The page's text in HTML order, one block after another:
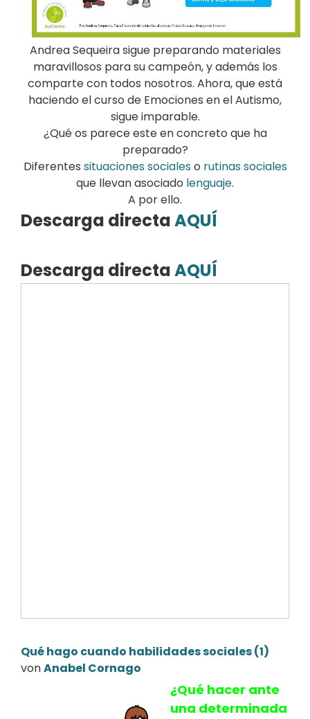
Andrea Sequeira sigue preparando materiales
maravillosos para su campeón, y además los
comparte con todos nosotros. Ahora, que está
haciendo el curso de Emociones en el Autismo,
sigue imparable.
¿Qué os parece este en concreto que ha
preparado?
Diferentes situaciones socialeso rutinas sociales
que llevan asociado lenguaje.
A por ello.
Descarga directaAQUÍ
Descarga directaAQUÍ
Qué hago cuando habilidades sociales (1)
vonAnabel Cornago
¿Qué hacer ante
una determinada